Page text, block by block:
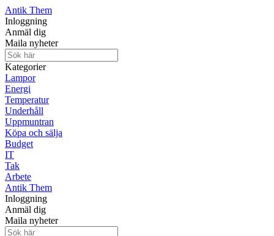
Antik Them
Inloggning
Anmäl dig
Maila nyheter
Kategorier
Lampor
Energi
Temperatur
Underhåll
Uppmuntran
Köpa och sälja
Budget
IT
Tak
Arbete
Antik Them
Inloggning
Anmäl dig
Maila nyheter